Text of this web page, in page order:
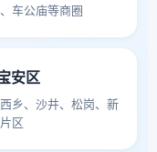
车公庙等商圈
安区
乡、沙井、松岗、新
区